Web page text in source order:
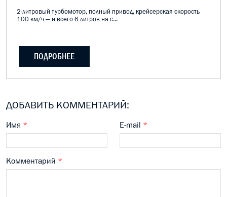
2-литровый турбомотор, полный привод, крейсерская скорость
100 км/ч — и всего 6 литров на с...
ПОДРОБНЕЕ
ДОБАВИТЬ КОММЕНТАРИЙ:
Имя * E-mail *
Комментарий *